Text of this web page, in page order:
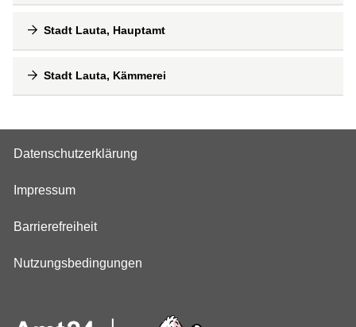
Stadt Lauta, Hauptamt
Stadt Lauta, Kämmerei
Datenschutzerklärung
Impressum
Barrierefreiheit
Nutzungsbedingungen